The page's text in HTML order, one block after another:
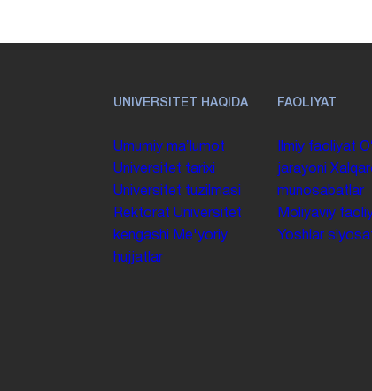
UNIVERSITET HAQIDA
Umumiy maʼlumot
Universitet tarixi
Universitet tuzilmasi
Rektorat Universitet
kengashi
Me'yoriy
hujjatlar
FAOLIYAT
Ilmiy faoliyat
jarayoni
munosabatlar
Moliyaviy
Yoshlar